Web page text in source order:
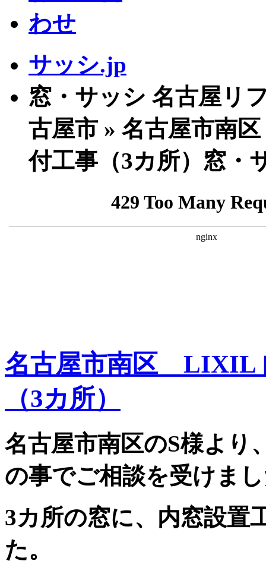
サッシ.jp
窓・サッシ 名古屋リ
古屋市 » 名古屋市
付工事（3カ所）窓・
名古屋市南区 LIXIL
（3カ所）
名古屋市南区のS様より
の事でご相談を受けま
3カ所の窓に、内窓設置
た。